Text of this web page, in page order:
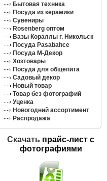
Бытовая техника
Посуда из керамики
Сувениры
Rosenberg оптом
Вазы Кораллы г. Никольск
Посуда Pasabahce
Посуда М-Декор
Хозтовары
Посуда для общепита
Садовый декор
Новый товар
Товар без фотографий
Уценка
Новогодний ассортимент
Распродажа
Скачать прайс-лист c
фотографиями